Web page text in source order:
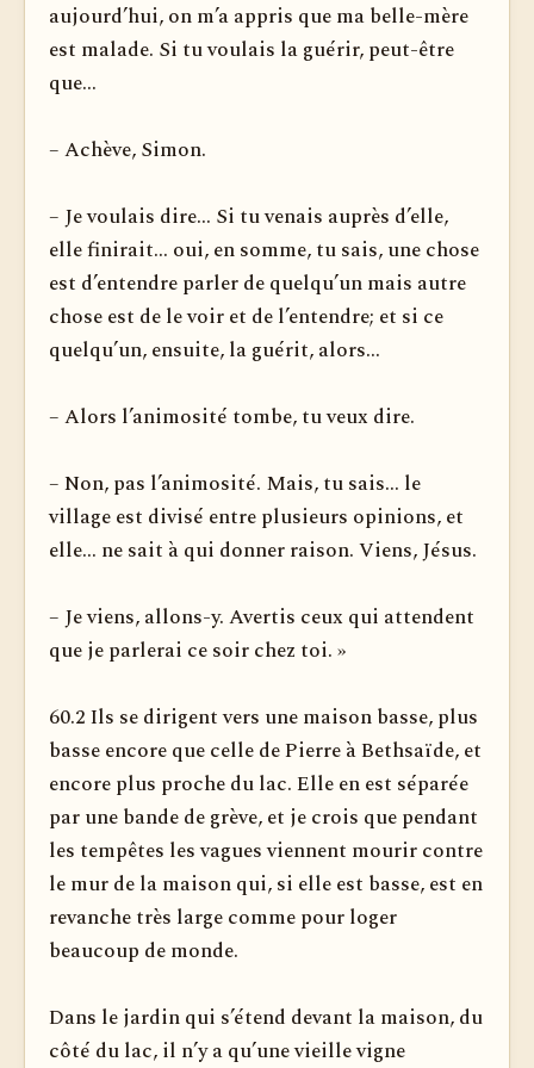
aujourd’hui, on m’a appris que ma belle-mère
est malade. Si tu voulais la guérir, peut-être
que...
– Achève, Simon.
– Je voulais dire... Si tu venais auprès d’elle,
elle finirait... oui, en somme, tu sais, une chose
est d’entendre parler de quelqu’un mais autre
chose est de le voir et de l’entendre; et si ce
quelqu’un, ensuite, la guérit, alors...
– Alors l’animosité tombe, tu veux dire.
– Non, pas l’animosité. Mais, tu sais... le
village est divisé entre plusieurs opinions, et
elle... ne sait à qui donner raison. Viens, Jésus.
– Je viens, allons-y. Avertis ceux qui attendent
que je parlerai ce soir chez toi. »
60.2 Ils se dirigent vers une maison basse, plus
basse encore que celle de Pierre à Bethsaïde, et
encore plus proche du lac. Elle en est séparée
par une bande de grève, et je crois que pendant
les tempêtes les vagues viennent mourir contre
le mur de la maison qui, si elle est basse, est en
revanche très large comme pour loger
beaucoup de monde.
Dans le jardin qui s’étend devant la maison, du
côté du lac, il n’y a qu’une vieille vigne